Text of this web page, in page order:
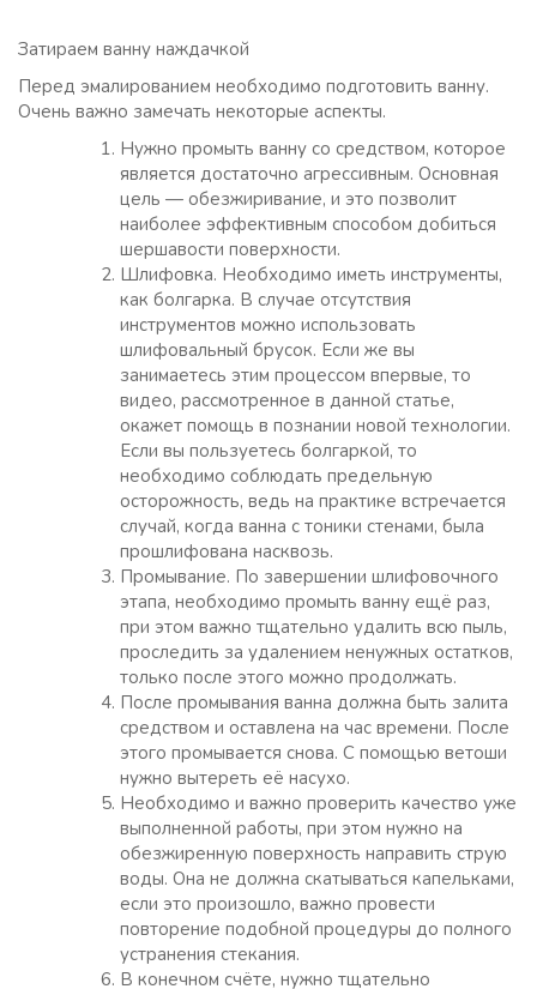
Затираем ванну наждачкой
Перед эмалированием необходимо подготовить ванну.
Очень важно замечать некоторые аспекты.
Нужно промыть ванну со средством, которое
является достаточно агрессивным. Основная
цель — обезжиривание, и это позволит
наиболее эффективным способом добиться
шершавости поверхности.
Шлифовка. Необходимо иметь инструменты,
как болгарка. В случае отсутствия
инструментов можно использовать
шлифовальный брусок. Если же вы
занимаетесь этим процессом впервые, то
видео, рассмотренное в данной статье,
окажет помощь в познании новой технологии.
Если вы пользуетесь болгаркой, то
необходимо соблюдать предельную
осторожность, ведь на практике встречается
случай, когда ванна с тоники стенами, была
прошлифована насквозь.
Промывание. По завершении шлифовочного
этапа, необходимо промыть ванну ещё раз,
при этом важно тщательно удалить всю пыль,
проследить за удалением ненужных остатков,
только после этого можно продолжать.
После промывания ванна должна быть залита
средством и оставлена на час времени. После
этого промывается снова. С помощью ветоши
нужно вытереть её насухо.
Необходимо и важно проверить качество уже
выполненной работы, при этом нужно на
обезжиренную поверхность направить струю
воды. Она не должна скатываться капельками,
если это произошло, важно провести
повторение подобной процедуры до полного
устранения стекания.
В конечном счёте, нужно тщательно